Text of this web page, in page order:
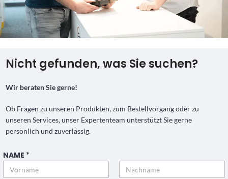
Nicht gefunden, was Sie suchen?
Wir beraten Sie gerne!
Ob Fragen zu unseren Produkten, zum Bestellvorgang oder zu
unseren Services, unser Expertenteam unterstützt Sie gerne
persönlich und zuverlässig.
NAME *